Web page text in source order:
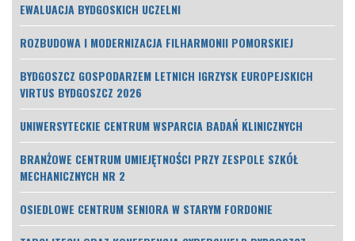
EWALUACJA BYDGOSKICH UCZELNI
ROZBUDOWA I MODERNIZACJA FILHARMONII POMORSKIEJ
BYDGOSZCZ GOSPODARZEM LETNICH IGRZYSK EUROPEJSKICH
VIRTUS BYDGOSZCZ 2026
UNIWERSYTECKIE CENTRUM WSPARCIA BADAŃ KLINICZNYCH
BRANŻOWE CENTRUM UMIEJĘTNOŚCI PRZY ZESPOLE SZKÓŁ
MECHANICZNYCH NR 2
OSIEDLOWE CENTRUM SENIORA W STARYM FORDONIE